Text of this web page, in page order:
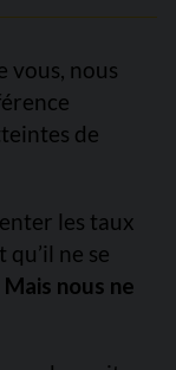
vous, nous
de
les taux
ne se
Mais nous ne